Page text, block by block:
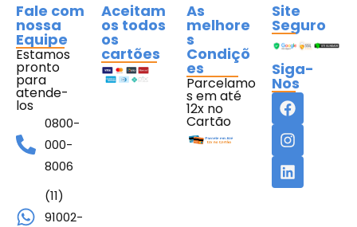
Fale com
nossa
Equipe
Estamos
pronto
para
atende-
los
0800-
000-
8006
(11)
91002-
Aceitam
os todos
os
cartões
As
melhore
s
Condiçõ
es
Parcelamo
s em até
12x no
Cartão
Site
Seguro
Siga-
Nos